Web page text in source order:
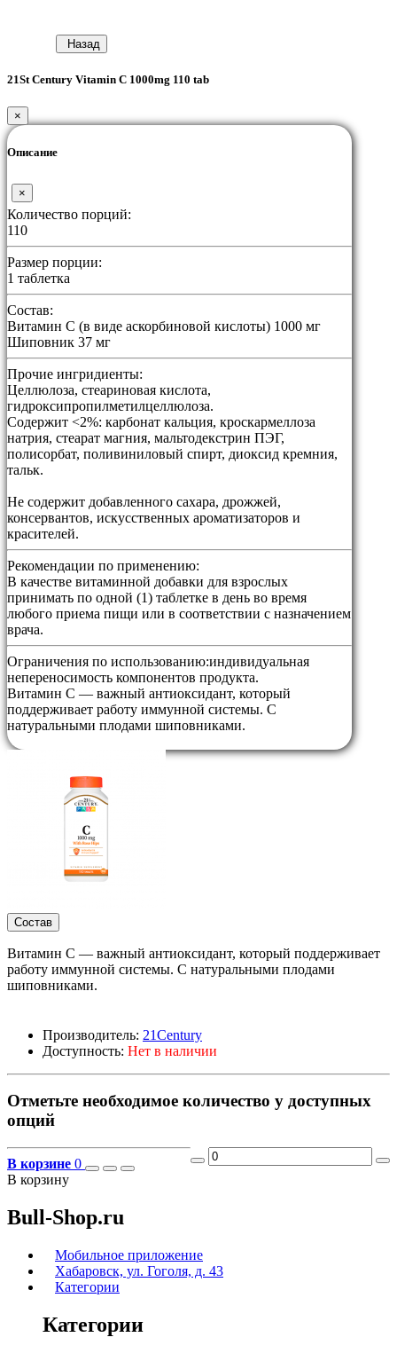
Назад
21St Century Vitamin C 1000mg 110 tab
×
Описание
×
Количество порций:
110
Размер порции:
1 таблетка
Состав:
Витамин С (в виде аскорбиновой кислоты) 1000 мг
Шиповник 37 мг
Прочие ингридиенты:
Целлюлоза, стеариновая кислота,
гидроксипропилметилцеллюлоза.
Содержит <2%: карбонат кальция, кроскармеллоза
натрия, стеарат магния, мальтодекстрин ПЭГ,
полисорбат, поливиниловый спирт, диоксид кремния,
тальк.
Не содержит добавленного сахара, дрожжей,
консервантов, искусственных ароматизаторов и
красителей.
Рекомендации по применению:
В качестве витаминной добавки для взрослых
принимать по одной (1) таблетке в день во время
любого приема пищи или в соответствии с назначением
врача.
Ограничения по использованию:индивидуальная
непереносимость компонентов продукта.
Витамин C — важный антиоксидант, который
поддерживает работу иммунной системы. С
натуральными плодами шиповниками.
Состав
Витамин C — важный антиоксидант, который поддерживает
работу иммунной системы. С натуральными плодами
шиповниками.
Производитель: 21Century
Доступность: Нет в наличии
Отметьте необходимое количество у доступных
опций
В корзине 0
В корзину
Bull-Shop.ru
Мобильное приложение
Хабаровск, ул. Гоголя, д. 43
Категории
Категории